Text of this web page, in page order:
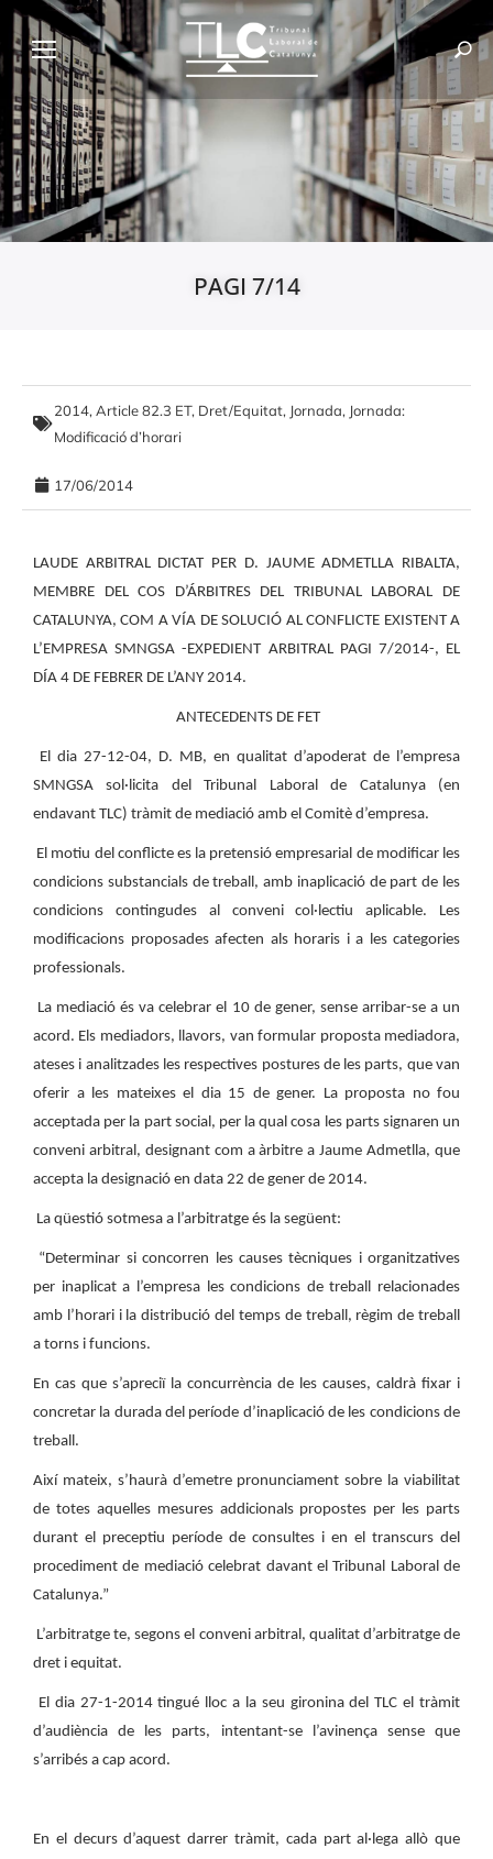
PAGI 7/14
2014, Article 82.3 ET, Dret/Equitat, Jornada, Jornada:
Modificació d’horari
17/06/2014
LAUDE ARBITRAL DICTAT PER D. JAUME ADMETLLA RIBALTA,
MEMBRE DEL COS D’ÁRBITRES DEL TRIBUNAL LABORAL DE
CATALUNYA, COM A VÍA DE SOLUCIÓ AL CONFLICTE EXISTENT A
L’EMPRESA SMNGSA -EXPEDIENT ARBITRAL PAGI 7/2014-, EL
DÍA 4 DE FEBRER DE L’ANY 2014.
ANTECEDENTS DE FET
El dia 27-12-04, D. MB, en qualitat d’apoderat de l’empresa
SMNGSA sol·licita del Tribunal Laboral de Catalunya (en
endavant TLC) tràmit de mediació amb el Comitè d’empresa.
El motiu del conflicte es la pretensió empresarial de modificar les
condicions substancials de treball, amb inaplicació de part de les
condicions contingudes al conveni col·lectiu aplicable. Les
modificacions proposades afecten als horaris i a les categories
professionals.
La mediació és va celebrar el 10 de gener, sense arribar-se a un
acord. Els mediadors, llavors, van formular proposta mediadora,
ateses i analitzades les respectives postures de les parts, que van
oferir a les mateixes el dia 15 de gener. La proposta no fou
acceptada per la part social, per la qual cosa les parts signaren un
conveni arbitral, designant com a àrbitre a Jaume Admetlla, que
accepta la designació en data 22 de gener de 2014.
La qüestió sotmesa a l’arbitratge és la següent:
“Determinar si concorren les causes tècniques i organitzatives
per inaplicat a l’empresa les condicions de treball relacionades
amb l’horari i la distribució del temps de treball, règim de treball
a torns i funcions.
En cas que s’apreciï la concurrència de les causes, caldrà fixar i
concretar la durada del període d’inaplicació de les condicions de
treball.
Així mateix, s’haurà d’emetre pronunciament sobre la viabilitat
de totes aquelles mesures addicionals propostes per les parts
durant el preceptiu període de consultes i en el transcurs del
procediment de mediació celebrat davant el Tribunal Laboral de
Catalunya.”
L’arbitratge te, segons el conveni arbitral, qualitat d’arbitratge de
dret i equitat.
El dia 27-1-2014 tingué lloc a la seu gironina del TLC el tràmit
d’audiència de les parts, intentant-se l’avinença sense que
s’arribés a cap acord.
En el decurs d’aquest darrer tràmit, cada part al·lega allò que